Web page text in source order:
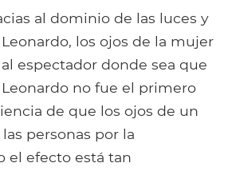
al dominio de las luces y
los ojos de la mujer
espectador donde sea que
no fue el primero
de que los ojos de un
personas por la
el efecto está tan